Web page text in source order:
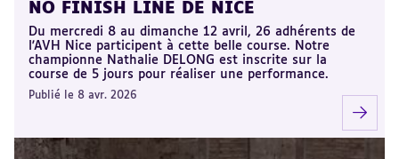
NO FINISH LINE DE NICE
Du mercredi 8 au dimanche 12 avril, 26 adhérents de
l'AVH Nice participent à cette belle course. Notre
championne Nathalie DELONG est inscrite sur la
course de 5 jours pour réaliser une performance.
Publié le 8 avr. 2026